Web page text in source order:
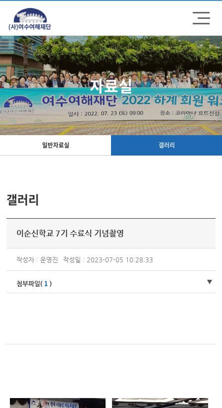
주메뉴 바로가기
컨텐츠 바로가기
자료실
일반자료실 갤러리
갤러리
이순신학교 7기 수료식 기념촬영
작성자 : 운영진 작성일 : 2023-07-05 10:28:33
첨부파일( 1 )